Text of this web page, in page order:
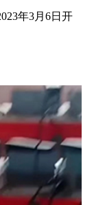
年3月6日开